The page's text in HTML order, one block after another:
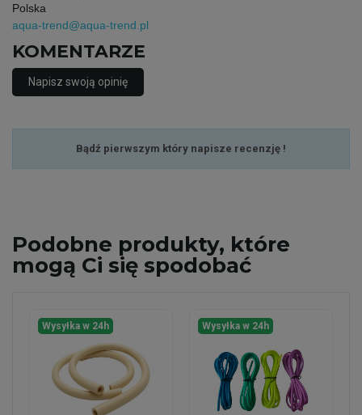
Polska
aqua-trend@aqua-trend.pl
KOMENTARZE
Napisz swoją opinię
Bądź pierwszym który napisze recenzję !
Podobne produkty, które
mogą Ci się spodobać
Wysyłka w 24h Wysyłka w 24h